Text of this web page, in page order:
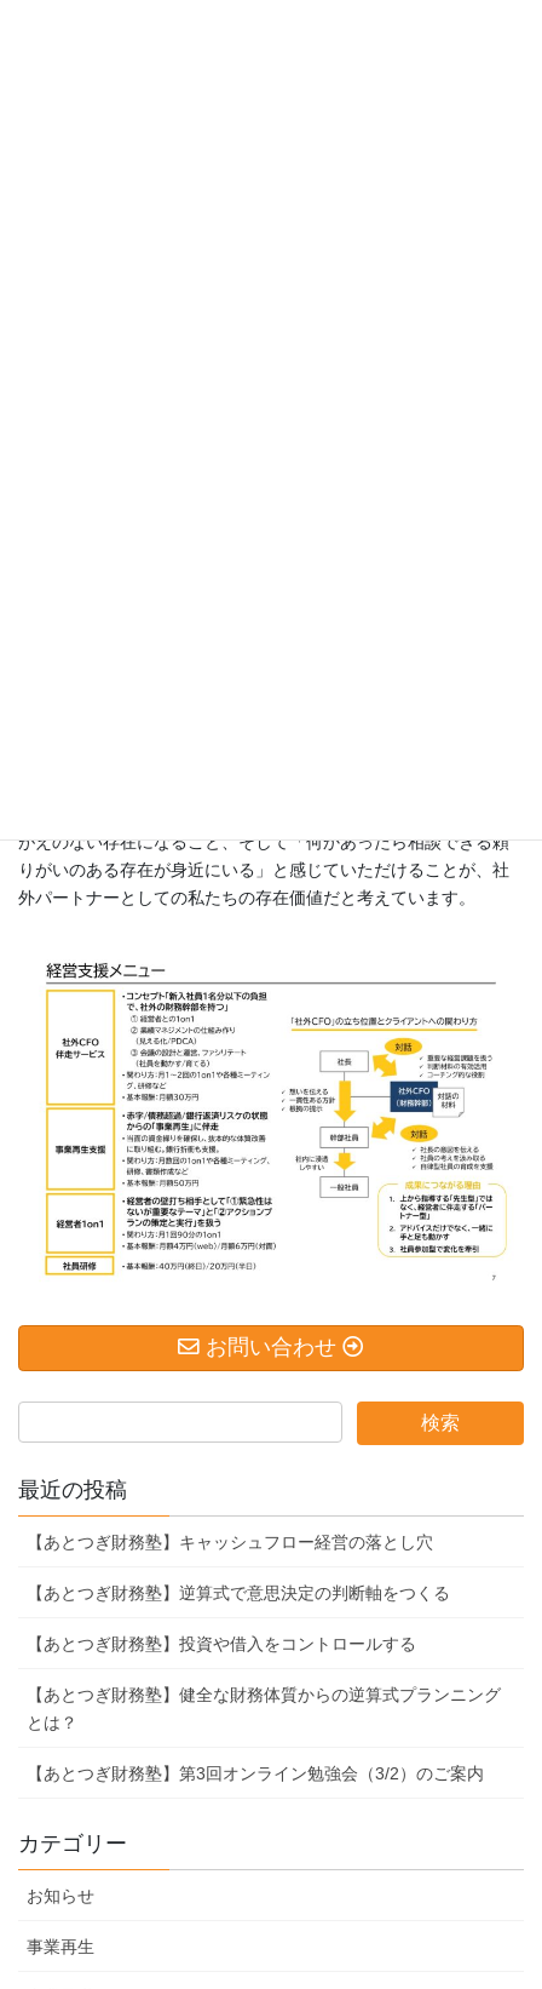
がえのない存在になること、そして「何かあったら相談できる頼
りがいのある存在が身近にいる」と感じていただけることが、社
外パートナーとしての私たちの存在価値だと考えています。
お問い合わせ
最近の投稿
【あとつぎ財務塾】キャッシュフロー経営の落とし穴
【あとつぎ財務塾】逆算式で意思決定の判断軸をつくる
【あとつぎ財務塾】投資や借入をコントロールする
【あとつぎ財務塾】健全な財務体質からの逆算式プランニング
とは？
【あとつぎ財務塾】第3回オンライン勉強会（3/2）のご案内
カテゴリー
お知らせ
事業再生